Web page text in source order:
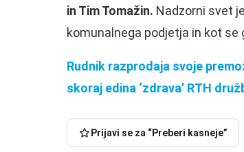
in Tim Tomažin. Nadzorni svet
komunalnega podjetja in kot
Rudnik razprodaja svoje
skoraj edina ‘zdrava’ RTH
Prijavi se za “Preberi kasneje”